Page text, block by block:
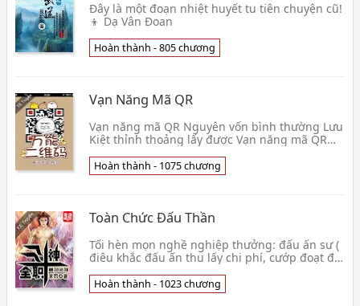
Đây là một đoạn nhiệt huyết tu tiên chuyện cũ!
👦 Dạ Vân Đoan
Hoàn thành - 805 chương
Vạn Năng Mã QR
Vạn năng mã QR Nguyên vốn bình thường Lưu
Kiệt thỉnh thoảng lấy được Vạn năng mã QR
phẩm hết 👦 Lại Đắc Khứ Quản
Hoàn thành - 1075 chương
Toàn Chức Đấu Thần
Tối hèn mọn nghề nghiệp thưởng: đấu ấn sư (
điêu khắc đấu ấn thu lấy chi phí, cướp đoạt đối
thưởng: 👦 Cầu Phạt
Hoàn thành - 1023 chương